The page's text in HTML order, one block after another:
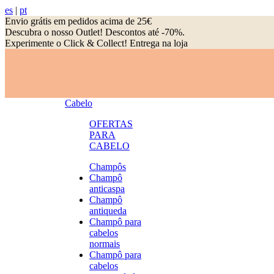
es | pt
Envio grátis em pedidos acima de 25€
Descubra o nosso Outlet! Descontos até -70%.
Experimente o Click & Collect! Entrega na loja
Cabelo
OFERTAS
PARA
CABELO
Champôs
Champô
anticaspa
Champô
antiqueda
Champô para
cabelos
normais
Champô para
cabelos